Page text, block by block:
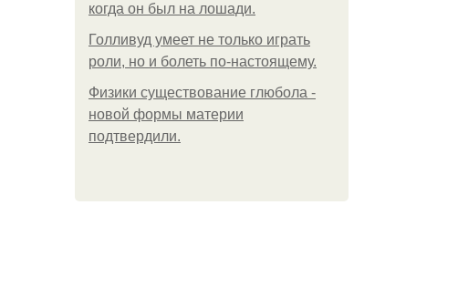
когда он был на лошади.
Голливуд умеет не только играть
роли, но и болеть по-настоящему.
Физики существование глюбола -
новой формы материи
подтвердили.